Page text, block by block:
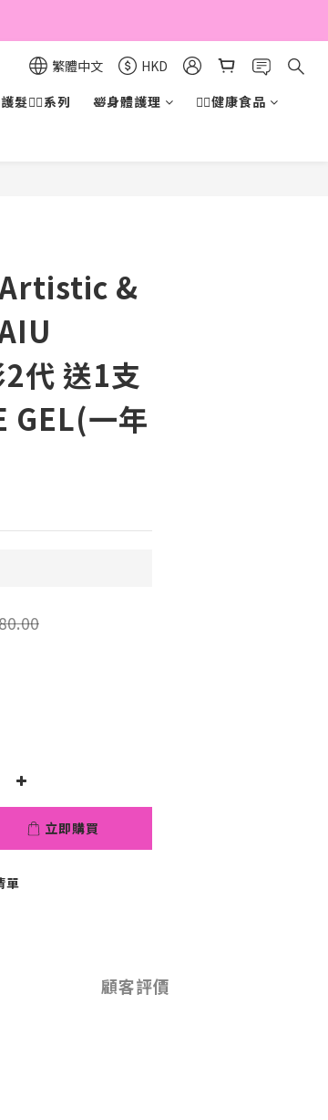
繁體中文
HKD
髮💇‍♀️系列 🛀身體護理
💁‍♀️健康食品
Artistic &
代 送1支
GEL(一年
立即購買
單
顧客評價